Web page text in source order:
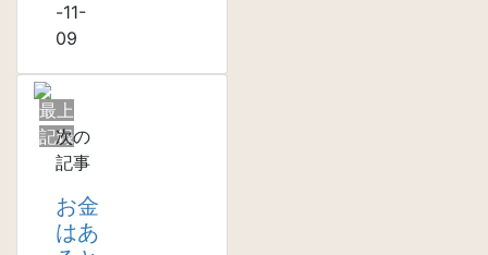
-11-
09
最上
記録次の
記事
お金
はあ